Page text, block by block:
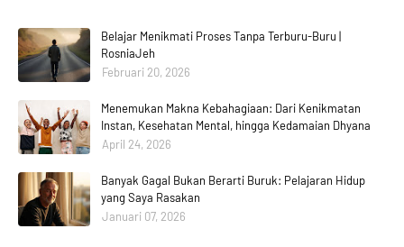
Belajar Menikmati Proses Tanpa Terburu-Buru |
RosniaJeh
Februari 20, 2026
Menemukan Makna Kebahagiaan: Dari Kenikmatan
Instan, Kesehatan Mental, hingga Kedamaian Dhyana
April 24, 2026
Banyak Gagal Bukan Berarti Buruk: Pelajaran Hidup
yang Saya Rasakan
Januari 07, 2026